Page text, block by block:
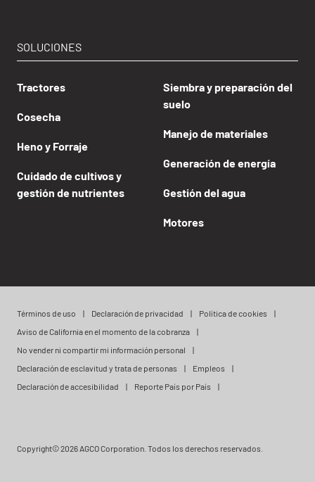
SOLUCIONES
Tractores
Cosecha
Heno y Forraje
Cuidado de cultivos y
gestión de nutrientes
Siembra y preparación del
suelo
Manejo de materiales
Generación de energía
Gestión del agua
Motores
Términos de uso Declaración de privacidad
Política de cookies
Aviso de California en el momento de la cobranza
No vender ni compartir mi información personal
Declaración de esclavitud y trata de personas
Empleos
Declaración de accesibilidad
Reporte País por País
Copyright© 2026 AGCO Corporation. Todos los derechos reservados.